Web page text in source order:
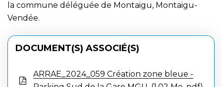
la commune déléguée de Montaigu, Montaigu-
Vendée.
DOCUMENT(S) ASSOCIÉ(S)
ARRAE_2024_059 Création zone bleue -